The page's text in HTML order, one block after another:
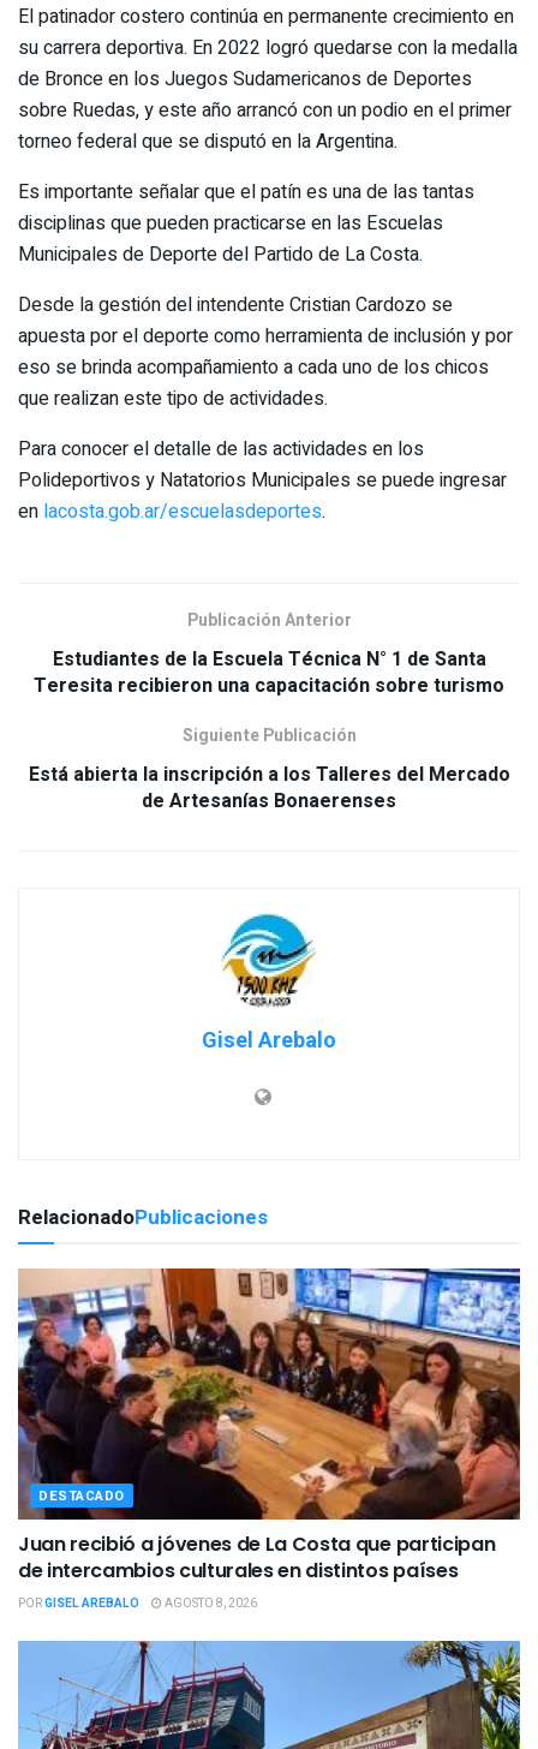
El patinador costero continúa en permanente crecimiento en
su carrera deportiva. En 2022 logró quedarse con la medalla
de Bronce en los Juegos Sudamericanos de Deportes
sobre Ruedas, y este año arrancó con un podio en el primer
torneo federal que se disputó en la Argentina.
Es importante señalar que el patín es una de las tantas
disciplinas que pueden practicarse en las Escuelas
Municipales de Deporte del Partido de La Costa.
Desde la gestión del intendente Cristian Cardozo se
apuesta por el deporte como herramienta de inclusión y por
eso se brinda acompañamiento a cada uno de los chicos
que realizan este tipo de actividades.
Para conocer el detalle de las actividades en los
Polideportivos y Natatorios Municipales se puede ingresar
en lacosta.gob.ar/escuelasdeportes.
Publicación Anterior
Estudiantes de la Escuela Técnica N° 1 de Santa
Teresita recibieron una capacitación sobre turismo
Siguiente Publicación
Está abierta la inscripción a los Talleres del Mercado
de Artesanías Bonaerenses
Gisel Arebalo
RelacionadoPublicaciones
DESTACADO
Juan recibió a jóvenes de La Costa que participan
de intercambios culturales en distintos países
PORGISEL AREBALO AGOSTO 8, 2026